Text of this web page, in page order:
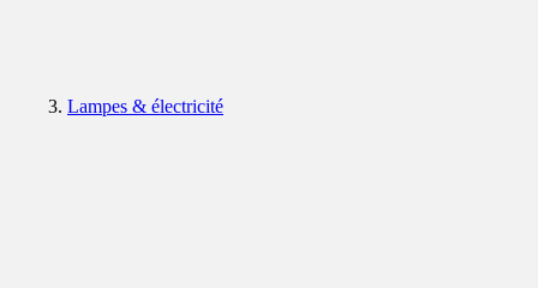
Lampes & électricité